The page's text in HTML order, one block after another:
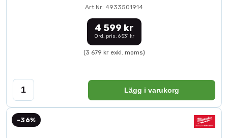
Art.Nr: 4933501914
4 599 kr
Ord. pris: 6 531 kr
(3 679 kr exkl. moms)
Lägg i varukorg
-36%